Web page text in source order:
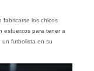
los chicos
esfuerzos para tener a
futbolista en su